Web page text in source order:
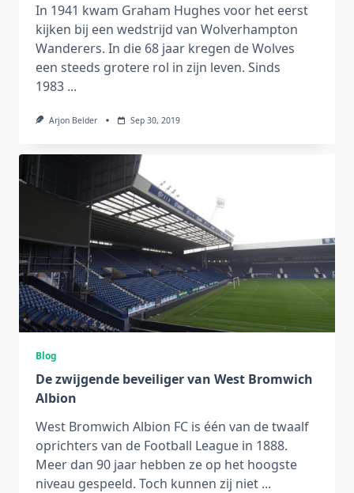
In 1941 kwam Graham Hughes voor het eerst
kijken bij een wedstrijd van Wolverhampton
Wanderers. In die 68 jaar kregen de Wolves
een steeds grotere rol in zijn leven. Sinds
1983 ...
Arjon Belder Sep 30, 2019
Blog
De zwijgende beveiliger van West Bromwich
Albion
West Bromwich Albion FC is één van de twaalf
oprichters van de Football League in 1888.
Meer dan 90 jaar hebben ze op het hoogste
niveau gespeeld. Toch kunnen zij niet ...